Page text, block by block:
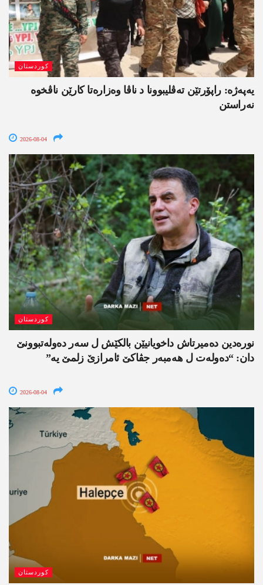
کوردستان
یەپەژە: راپۆرتێن تەڤلیبوونا د ناڤا وەزارەتا کارێن ناڤخوە
نەراستن
2026-08-04
کوردستان
نورەدین دەمیرتاش داخویانیێن بالکێش ل سەر دەولەتبوونێ
دان: “دەولەت ل ھەمبەر جڤاکێ ئامرازێ زلمێ یە”
2026-08-04
کوردستان